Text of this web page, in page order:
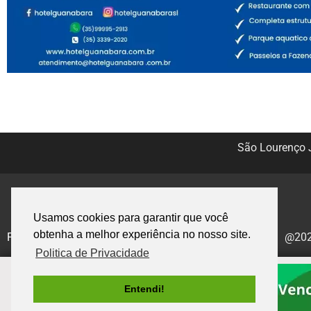
Usamos cookies para garantir que você
obtenha a melhor experiência no nosso site.
Politica de Privacidade
Entendi!
São Lourenço
Politica de Privacidade